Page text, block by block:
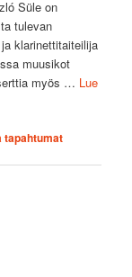
Süle on
tulevan
klarinettitaiteilija
muusikot
myös … Lue
tapahtumat